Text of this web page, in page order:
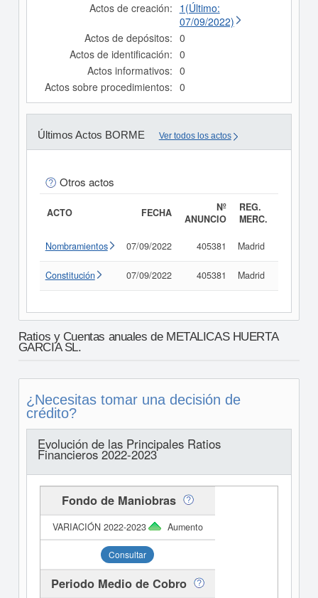
Actos de creación: 1(Último:
07/09/2022)
Actos de depósitos: 0
Actos de identificación: 0
Actos informativos: 0
Actos sobre procedimientos: 0
Últimos Actos BORME Ver todos los actos
Otros actos
ACTO FECHA
Nº
ANUNCIO
REG.
MERC.
Nombramientos 07/09/2022 405381 Madrid
Constitución 07/09/2022 405381 Madrid
Ratios y Cuentas anuales de METALICAS HUERTA
GARCIA SL.
¿Necesitas tomar una decisión de
crédito?
Evolución de las Principales Ratios
Financieros 2022-2023
Fondo de Maniobras
Aumento
Consultar
Periodo Medio de Cobro